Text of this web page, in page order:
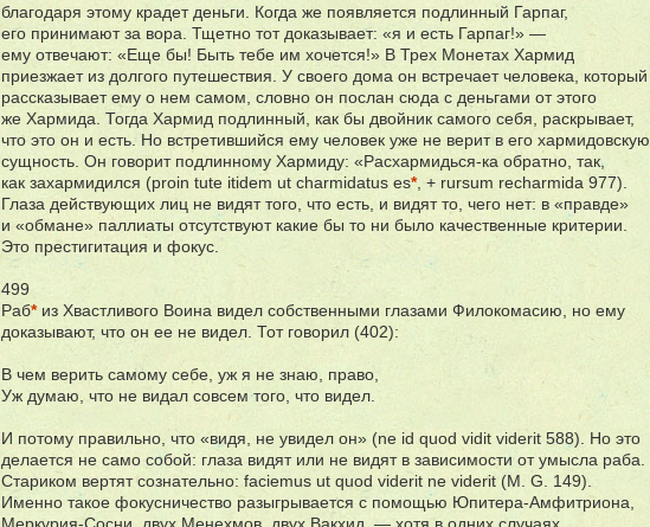
благодаря этому крадет деньги. Когда же появляется подлинный Гарпаг,
его принимают за вора. Тщетно тот доказывает: «я и есть Гарпаг!» —
ему отвечают: «Еще бы! Быть тебе им хочется!» В Трех Монетах Хармид
приезжает из долгого путешествия. У своего дома он встречает человека, который
рассказывает ему о нем самом, словно он послан сюда с деньгами от этого
же Хармида. Тогда Хармид подлинный, как бы двойник самого себя, раскрывает,
что это он и есть. Но встретившийся ему человек уже не верит в его хармидовскую
сущность. Он говорит подлинному Хармиду: «Расхармидься-ка обратно, так,
как захармидился (proin tute itidem ut charmidatus es*, + rursum recharmida 977).
Глаза действующих лиц не видят того, что есть, и видят то, чего нет: в «правде»
и «обмане» паллиаты отсутствуют какие бы то ни было качественные критерии.
Это престигитация и фокус.
499
Раб*из Хвастливого Воина видел собственными глазами Филокомасию, но ему
доказывают, что он ее не видел. Тот говорил (402):
В чем верить самому себе, уж я не знаю, право,
Уж думаю, что не видал совсем того, что видел.
И потому правильно, что «видя, не увидел он» (ne id quod vidit viderit 588). Но это
делается не само собой: глаза видят или не видят в зависимости от умысла раба.
Стариком вертят сознательно: faciemus ut quod viderit ne viderit (М. G. 149).
Именно такое фокусничество разыгрывается с помощью Юпитера-Амфитриона,
Меркурия-Сосни, двух Менехмов, двух Вакхид, — хотя в одних случаях